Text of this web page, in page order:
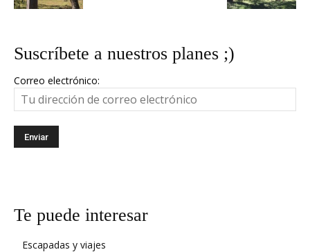
Suscríbete a nuestros planes ;)
Correo electrónico:
Te puede interesar
Escapadas y viajes